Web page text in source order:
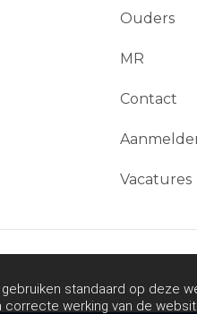
Ouders
MR
Contact
Vacatures
gebruiken standaard op deze
correcte werking van de